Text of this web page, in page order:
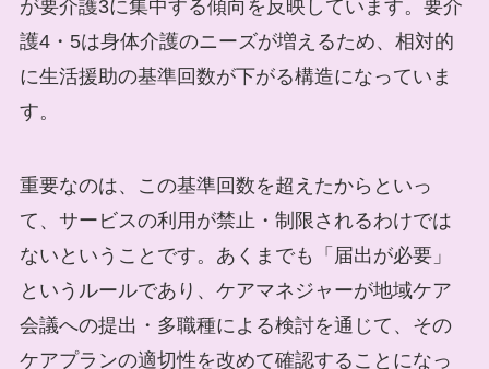
が要介護3に集中する傾向を反映しています。要介
護4・5は身体介護のニーズが増えるため、相対的
に生活援助の基準回数が下がる構造になっていま
す。
重要なのは、この基準回数を超えたからといっ
て、サービスの利用が禁止・制限されるわけでは
ないということです。あくまでも「届出が必要」
というルールであり、ケアマネジャーが地域ケア
会議への提出・多職種による検討を通じて、その
ケアプランの適切性を改めて確認することになっ